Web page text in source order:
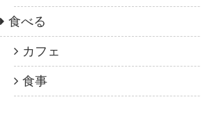
食べる
カフェ
食事